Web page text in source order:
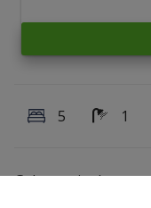
5 1
Gelegen in het